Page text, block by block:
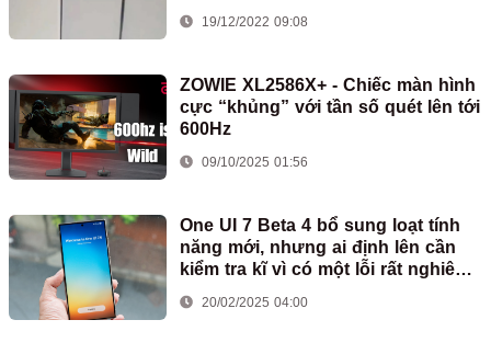
19/12/2022 09:08
ZOWIE XL2586X+ - Chiếc màn hình
cực “khủng” với tần số quét lên tới
600Hz
09/10/2025 01:56
One UI 7 Beta 4 bổ sung loạt tính
năng mới, nhưng ai định lên cần
kiểm tra kĩ vì có một lỗi rất nghiêm
trọng
20/02/2025 04:00